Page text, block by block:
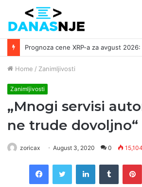
Home / Zanimljivosti
Zanimljivosti
„Mnogi servisi
ne trude dovoljno“
zoricax August 3, 2020 0 15,104
FacebookTwitter LinkedInTumblr